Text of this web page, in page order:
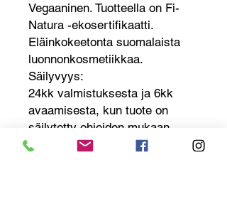
Vegaaninen. Tuotteella on Fi-
Natura -ekosertifikaatti.
Eläinkokeetonta suomalaista
luonnonkosmetiikkaa.
Säilyvyys:
24kk valmistuksesta ja 6kk
avaamisesta, kun tuote on
säilytetty ohjeiden mukaan.
Säilytysohje: